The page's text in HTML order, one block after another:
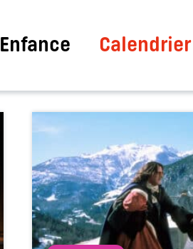
Enfance Calendrier